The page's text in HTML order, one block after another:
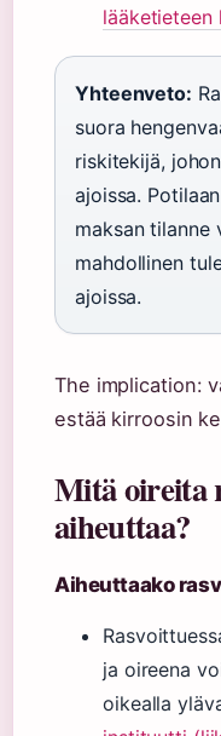
lääketieteen
Yhteenveto:
suora
riskitekijä,
ajoissa.
maksan tilanne
mahdollinen
ajoissa.
The implication:
estää kirroosin
Mitä oireita
aiheuttaa?
Aiheuttaako
ja oireena
oikealla